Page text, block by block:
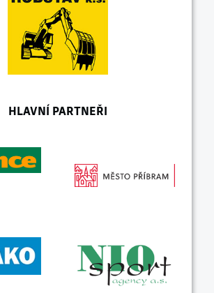
HLAVNÍ PARTNEŘI